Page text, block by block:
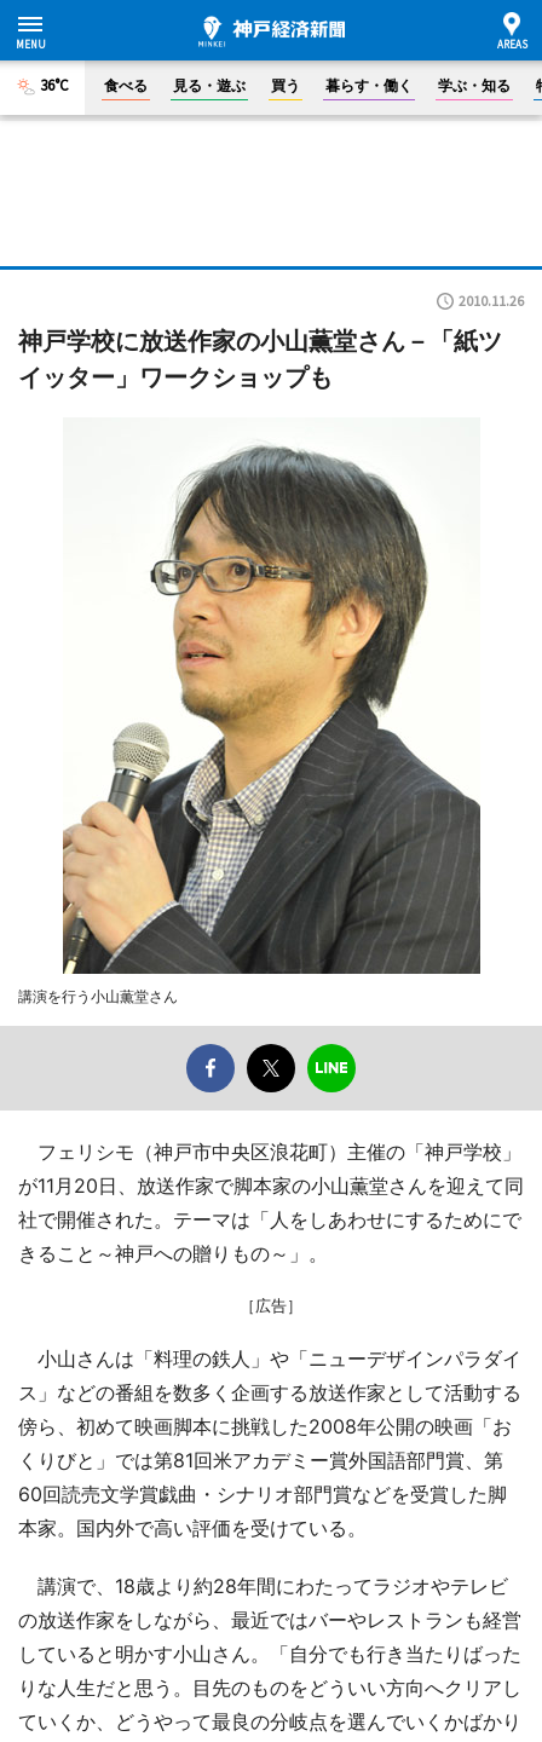
36°C 食べる 見る・遊ぶ 買う 暮らす・働く 学ぶ・知る
2010.11.26
神戸学校に放送作家の小山薫堂さん－「紙ツ
イッター」ワークショップも
講演を行う小山薫堂さん
フェリシモ（神戸市中央区浪花町）主催の「神戸学校」
が11月20日、放送作家で脚本家の小山薫堂さんを迎えて同
社で開催された。テーマは「人をしあわせにするためにで
きること～神戸への贈りもの～」。
［広告］
小山さんは「料理の鉄人」や「ニューデザインパラダイ
ス」などの番組を数多く企画する放送作家として活動する
傍ら、初めて映画脚本に挑戦した2008年公開の映画「お
くりびと」では第81回米アカデミー賞外国語部門賞、第
60回読売文学賞戯曲・シナリオ部門賞などを受賞した脚
本家。国内外で高い評価を受けている。
講演で、18歳より約28年間にわたってラジオやテレビ
の放送作家をしながら、最近ではバーやレストランも経営
していると明かす小山さん。「自分でも行き当たりばった
りな人生だと思う。目先のものをどういい方向へクリアし
ていくか、どうやって最良の分岐点を選んでいくかばかり